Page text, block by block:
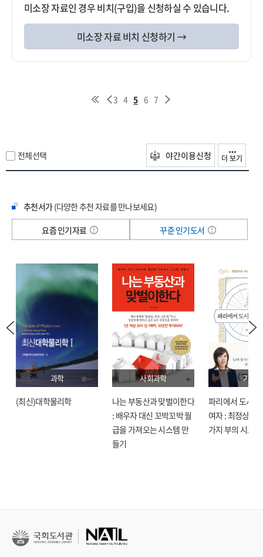
미소장 자료인 경우 비치(구입)을 신청하실 수 있습니다.
미소장 자료 비치 신청하기 →
3 4 5 6 7
전체선택 야간이용신청 더 보기
추천서가(다양한 추천 자료를 만나보세요)
요즘 인기자료
꾸준 인기도서
과학
(최신)대학물리학
사회과학
나는 부동산과 맞벌이한다
: 배우자 대신 꼬박꼬박 월
급을 가져오는 시스템 만
들기
기술
파리에서 도시락
여자 : 최정상으
가지 부의 시크릿